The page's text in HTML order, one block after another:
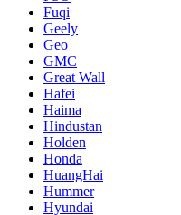
Fuqi
Geely
Geo
GMC
Great Wall
Hafei
Haima
Hindustan
Holden
Honda
HuangHai
Hummer
Hyundai